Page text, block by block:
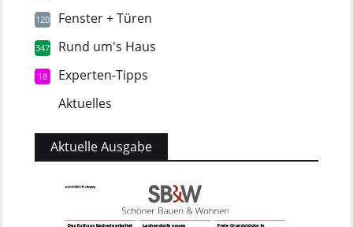
120 Fenster + Türen
347 Rund um's Haus
18 Experten-Tipps
Aktuelles
Aktuelle Ausgabe